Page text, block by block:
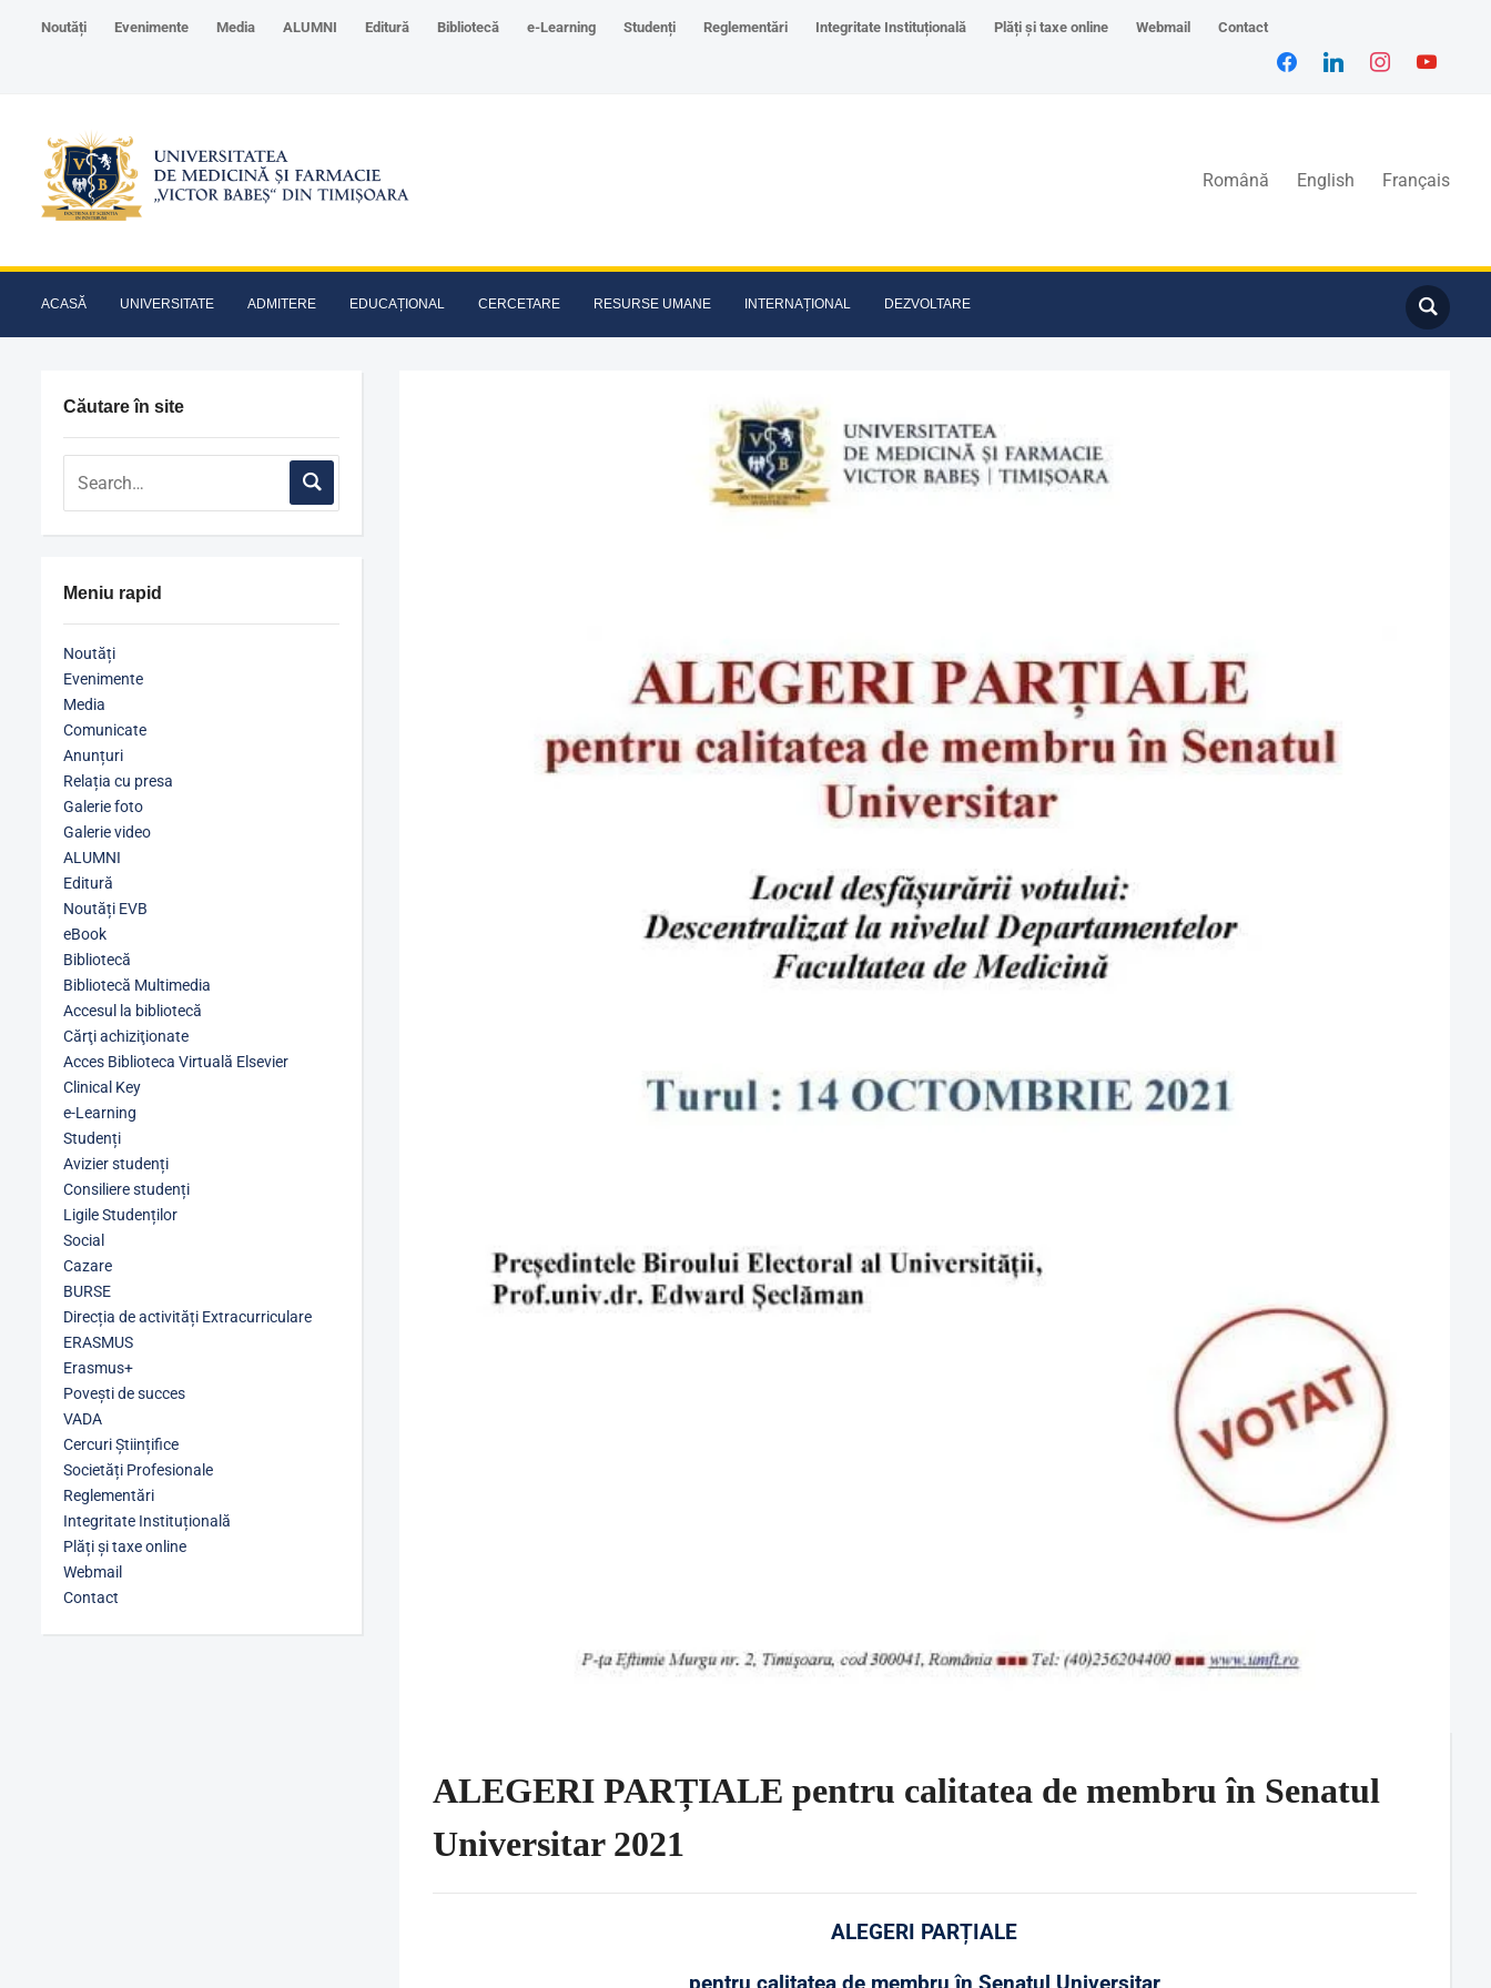
Noutăți Evenimente Media ALUMNI Editură Bibliotecă e-Learning Studenți Reglementări Integritate Instituțională Plăți și taxe online Webmail Contact
Română English Français
ACASĂ UNIVERSITATE ADMITERE EDUCAȚIONAL CERCETARE RESURSE UMANE INTERNAȚIONAL DEZVOLTARE
Căutare în site
Meniu rapid
Noutăți
Evenimente
Media
Comunicate
Anunțuri
Relația cu presa
Galerie foto
Galerie video
ALUMNI
Editură
Noutăți EVB
eBook
Bibliotecă
Bibliotecă Multimedia
Accesul la bibliotecă
Cărţi achiziţionate
Acces Biblioteca Virtuală Elsevier
Clinical Key
e-Learning
Studenți
Avizier studenți
Consiliere studenți
Ligile Studenților
Social
Cazare
BURSE
Direcția de activități Extracurriculare
ERASMUS
Erasmus+
Povești de succes
VADA
Cercuri Științifice
Societăți Profesionale
Reglementări
Integritate Instituțională
Plăți și taxe online
Webmail
Contact
ALEGERI PARȚIALE pentru calitatea de membru în Senatul
Universitar 2021
ALEGERI PARȚIALE